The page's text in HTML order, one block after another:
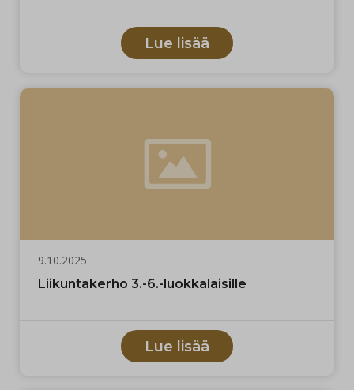
Lue lisää
9.10.2025
Liikuntakerho 3.-6.-luokkalaisille
Lue lisää